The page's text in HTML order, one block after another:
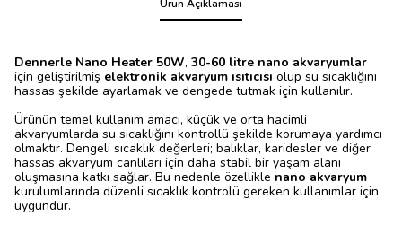
Ürün Açıklaması
Dennerle Nano Heater 50W, 30-60 litre nano akvaryumlar
için geliştirilmiş elektronik akvaryum ısıtıcısı olup su sıcaklığını
hassas şekilde ayarlamak ve dengede tutmak için kullanılır.
Ürünün temel kullanım amacı, küçük ve orta hacimli
akvaryumlarda su sıcaklığını kontrollü şekilde korumaya yardımcı
olmaktır. Dengeli sıcaklık değerleri; balıklar, karidesler ve diğer
hassas akvaryum canlıları için daha stabil bir yaşam alanı
oluşmasına katkı sağlar. Bu nedenle özellikle nano akvaryum
kurulumlarında düzenli sıcaklık kontrolü gereken kullanımlar için
uygundur.